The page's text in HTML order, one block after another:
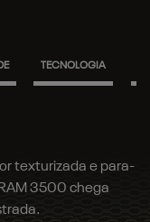
TECNOLOGIA
que iluminam seu
e um visual